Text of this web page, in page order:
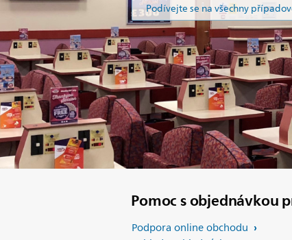
Podívejte se na všechny
Pomoc s objednávkou
Podpora online obchodu